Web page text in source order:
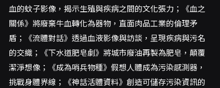
血的蚊子影像，揭示生殖與疾病之間的文化張力；《血之
關係》將廢棄牛血轉化為器物，直面肉品工業的倫理矛
盾；《流體對話》透過血液影像與訪談，呈現疾病與污名
的交織；《下水道肥皂劇》將城市廢油再製為肥皂，顛覆
潔淨想像；《成為哨兵物種》假想人體成為污染感測器，
挑戰身體界線；《神話活體資料》創造可儲存污染資訊的